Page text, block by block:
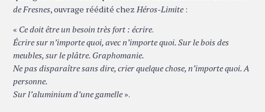
de Fresnes, ouvrage réédité chez Héros-Limite:
« Ce doit être un besoin très fort : écrire.
Écrire sur n’importe quoi, avec n’importe quoi. Sur le bois des
meubles, sur le plâtre. Graphomanie.
Ne pas disparaître sans dire, crier quelque chose, n’importe quoi. A
personne.
Sur l’aluminium d’une gamelle».